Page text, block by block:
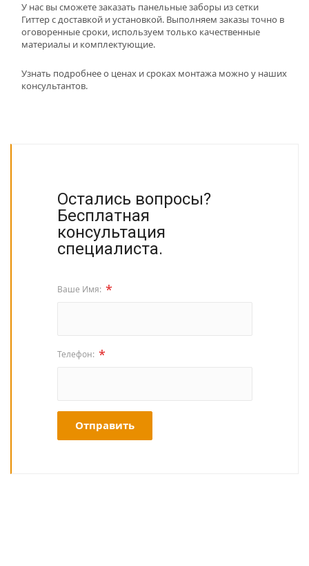
У нас вы сможете заказать панельные заборы из сетки
Гиттер с доставкой и установкой. Выполняем заказы точно в
оговоренные сроки, используем только качественные
материалы и комплектующие.
Узнать подробнее о ценах и сроках монтажа можно у наших
консультантов.
Остались вопросы?
Бесплатная
консультация
специалиста.
Ваше Имя: *
Телефон: *
Отправить